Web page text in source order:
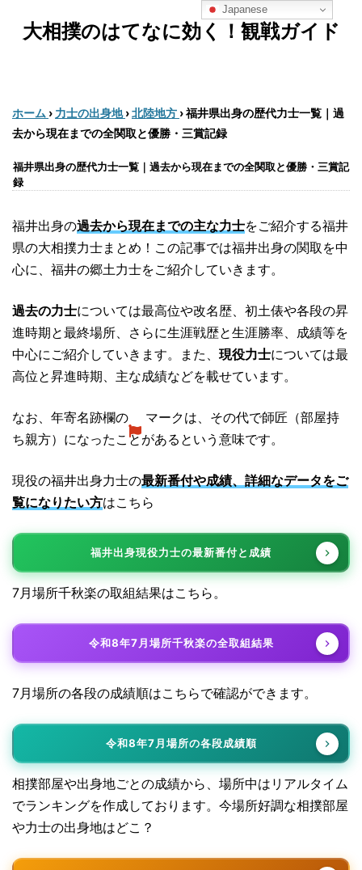
大相撲のはてなに効く！観戦ガイド
ホーム › 力士の出身地 ›北陸地方 ›福井県出身の歴代力士一覧｜過
去から現在までの全関取と優勝・三賞記録
福井県出身の歴代力士一覧｜過去から現在までの全関取と優勝・三賞記
録
福井出身の過去から現在までの主な力士をご紹介する福井
県の大相撲力士まとめ！この記事では福井出身の関取を中
心に、福井の郷土力士をご紹介していきます。
過去の力士については最高位や改名歴、初土俵や各段の昇
進時期と最終場所、さらに生涯戦歴と生涯勝率、成績等を
中心にご紹介していきます。また、 現役力士については最
高位と昇進時期、主な成績などを載せています。
なお、年寄名跡欄の
マークは、その代で師匠（部屋持
ち親方）になったことがあるという意味です。
現役の福井出身力士の最新番付や成績、詳細なデータをご
覧になりたい方はこちら
福井出身現役力士の最新番付と成績
7月場所千秋楽の取組結果はこちら。
令和8年7月場所千秋楽の全取組結果
7月場所の各段の成績順はこちらで確認ができます。
令和8年7月場所の各段成績順
相撲部屋や出身地ごとの成績から、場所中はリアルタイム
でランキングを作成しております。今場所好調な相撲部屋
や力士の出身地はどこ？
Japanese